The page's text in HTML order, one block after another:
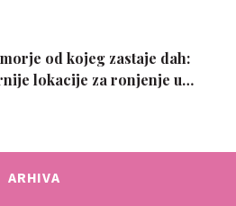
ARHIVA